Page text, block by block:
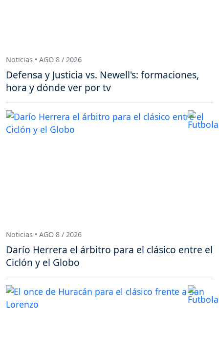
Noticias • AGO 8 / 2026
Defensa y Justicia vs. Newell's: formaciones,
hora y dónde ver por tv
Noticias • AGO 8 / 2026
Darío Herrera el árbitro para el clásico entre el
Ciclón y el Globo